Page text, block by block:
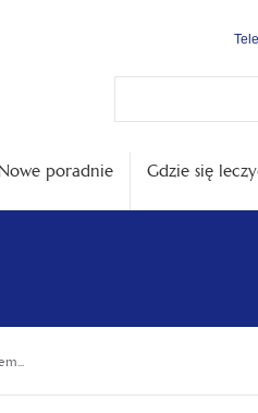
Nowe poradnie Gdzie się